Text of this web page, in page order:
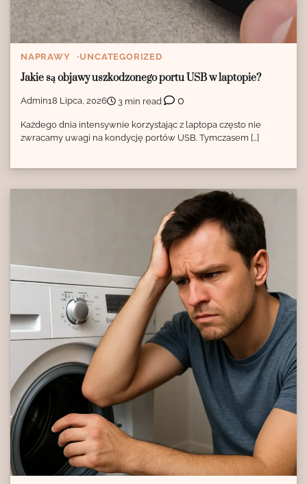
NAPRAWY UNCATEGORIZED
Jakie są objawy uszkodzonego portu USB w laptopie?
Admin18 Lipca, 2026 3 min read 0
Każdego dnia intensywnie korzystając z laptopa często nie
zwracamy uwagi na kondycję portów USB. Tymczasem […]